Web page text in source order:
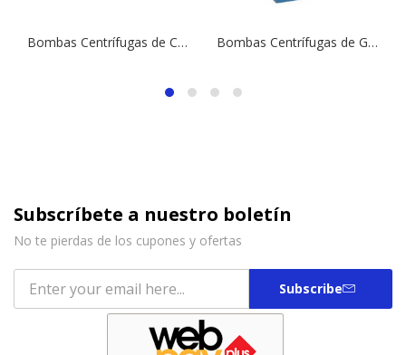
Bombas Centrífugas de Caudal Mediano CFM 200 | 2,0 HP | 220 V. Bombas Centrífugas de Gran Caudal (Riego Tendido) SCF1 100 | 1,0 HP | 220 V.
Subscríbete a nuestro boletín
No te pierdas de los cupones y ofertas
Subscribe